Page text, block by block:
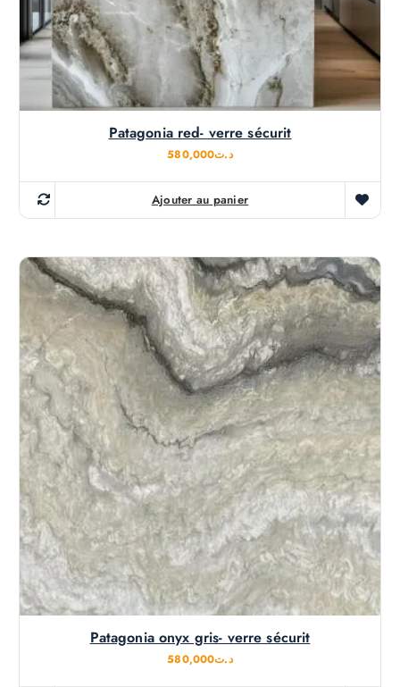
Patagonia red- verre sécurit
د.ت580,000
Ajouter au panier
Patagonia onyx gris- verre sécurit
د.ت580,000